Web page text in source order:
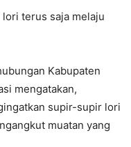
terus saja melaju
Kabupaten
mengatakan,
supir-supir lori
muatan yang